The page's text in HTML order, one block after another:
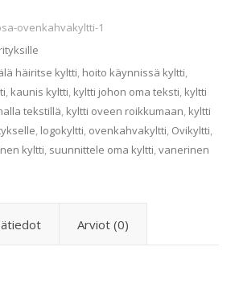
ovenkahvakyltti-1
häiritse kyltti, hoito käynnissä kyltti,
, kaunis kyltti, kyltti johon oma teksti, kyltti
tekstillä, kyltti oveen roikkumaan, kyltti
, logokyltti, ovenkahvakyltti, Ovikyltti,
kyltti, suunnittele oma kyltti,vanerinen
Arviot (0)